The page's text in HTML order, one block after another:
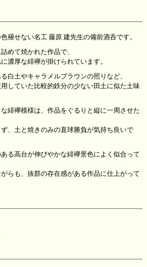
褪せない名工 藤原 建先生の備前酒呑です。
めて焼かれた作品で、
濃厚な緋襷が掛けられています。
白土やキャラメルブラウンの照りなど、
していた比較的鉄分の少ない田土に似た土味
緋襷模様は、作品をぐるりと縦に一周させた
、土と焼きのみの直球勝負が気持ち良いで
る高台が伸びやかな緋襷景色によく似合って
らも、抜群の存在感がある作品に仕上がって